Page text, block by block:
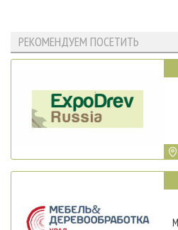
РЕКОМЕНДУЕМ ПОСЕТИТЬ